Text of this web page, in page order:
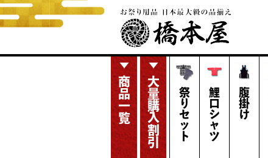
商品一覧 大量購入割引 祭りセット 鯉口シャツ 腹掛け